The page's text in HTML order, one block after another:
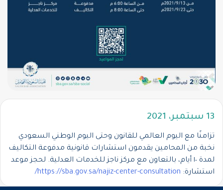
13 سبتمبر، 2021
تزامنًا مع اليوم العالمي للقانون وحتى اليوم الوطني السعودي
نخبة من المحامين يقدمون استشارات قانونية مدفوعة التكاليف
لمدة ١٠ أيام، بالتعاون مع مركز ناجز للخدمات العدلية. لحجز موعد
استشارة:https://sba.gov.sa/najiz-center-consultation/